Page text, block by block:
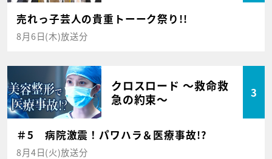
売れっ子芸人の貴重トーーク祭り!!
8月6日(木)放送分
クロスロード ～救命救
急の約束～
3
＃5 病院激震！パワハラ＆医療事故!?
8月4日(火)放送分